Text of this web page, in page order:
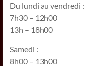
Du lundi au vendredi :
7h30 – 12h00
13h – 18h00
Samedi :
8h00 – 13h00